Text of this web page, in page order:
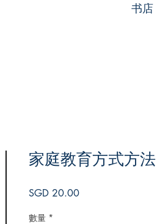
书店
家庭教育方式方法
SGD 20.00價
數量 *